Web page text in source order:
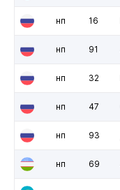
нп 16
нп 91
нп 32
нп 47
нп 93
нп 69